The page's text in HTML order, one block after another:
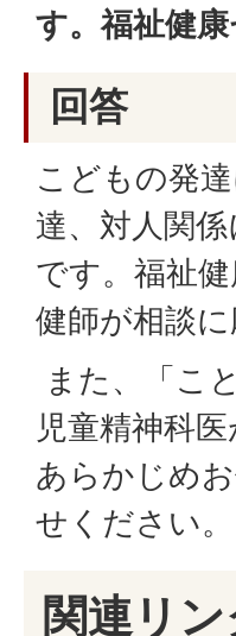
す。福祉健
回答
こどもの発
達、対人関
です。福祉
健師が相談に
また、「こ
児童精神科
あらかじめ
せください。
関連リン